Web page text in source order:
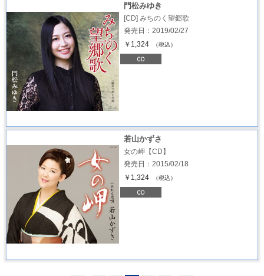
門松みゆき
[CD] みちのく望郷歌
発売日：2019/02/27
￥1,324
（税込）
若山かずさ
女の岬【CD】
発売日：2015/02/18
￥1,324
（税込）